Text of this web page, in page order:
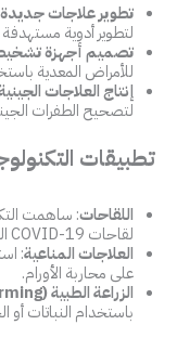
تطوير علاجات جديدة
لتطوير أدوية
تصميم أجهزة
للأمراض المعدية
إنتاج العلاجات
لتصحيح الطفرات
تطبيقات
اللقاحات: ساهمت
لقاحات COVID-19 المستندة إلى تقنية mRNA.
العلاجات المناعية:
على محاربة الأورام.
الزراعة الطبية (Pharming)
باستخدام النباتات أو